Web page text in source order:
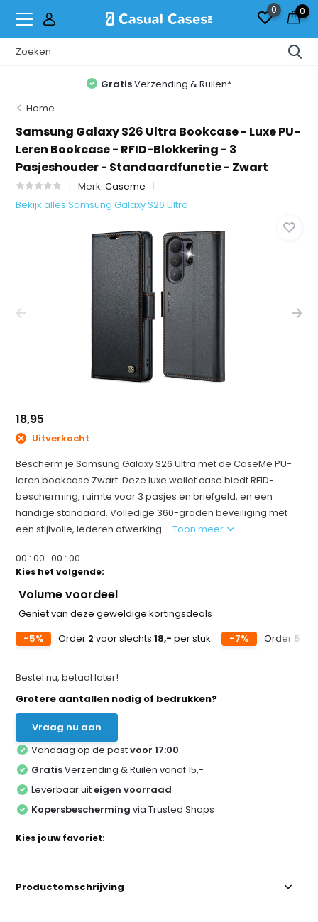
0 0
GratisVerzending & Ruilen*
Home
Samsung Galaxy S26 Ultra Bookcase - Luxe PU-
Leren Bookcase - RFID-Blokkering - 3
Pasjeshouder - Standaardfunctie - Zwart
Merk:Caseme
Bekijk alles Samsung Galaxy S26 Ultra
18,95
Uitverkocht
Bescherm je Samsung Galaxy S26 Ultra met de CaseMe PU-
leren bookcase Zwart. Deze luxe wallet case biedt RFID-
bescherming, ruimte voor 3 pasjes en briefgeld, en een
handige standaard. Volledige 360-graden beveiliging met
een stijlvolle, lederen afwerking....Toon meer
00 :00 :00 :00
Kies het volgende:
Volume voordeel
Geniet van deze geweldige kortingsdeals
-5%
Order 2 voor slechts18,- per stuk -7% Order 5
Bestel nu, betaal later!
Grotere aantallen nodig of bedrukken?
Vraag nu aan
Vandaag op de postvoor 17:00
GratisVerzending & Ruilen vanaf 15,-
Leverbaar uiteigen voorraad
Kopersbescherming via Trusted Shops
Kies jouw favoriet:
Productomschrijving